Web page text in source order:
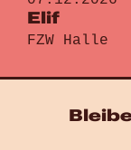
Elif
FZW Halle